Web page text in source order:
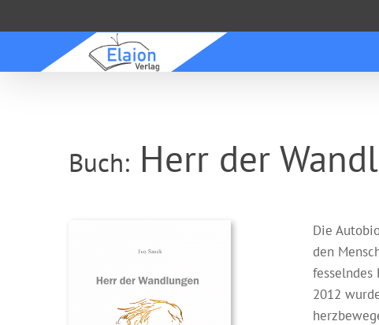
Inhalt
Buch: Herr der
Die
den
fesselndes
2012